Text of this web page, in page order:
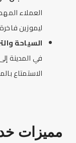
العملاء
ليموزين
السياحة
في المدينة
الاستمتاع
مميزات